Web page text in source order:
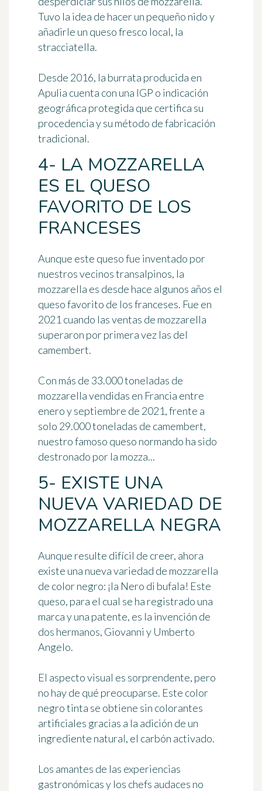
Tuvo la idea de hacer un pequeño nido y
añadirle un queso fresco local, la
stracciatella.
Desde 2016, la burrata producida en
Apulia cuenta con una IGP o indicación
geográfica protegida que certifica su
procedencia y su método de fabricación
tradicional.
4- LA MOZZARELLA
ES EL QUESO
FAVORITO DE LOS
FRANCESES
Aunque este queso fue inventado por
nuestros vecinos transalpinos, la
mozzarella es desde hace algunos años el
queso favorito de los franceses. Fue en
2021 cuando las ventas de mozzarella
superaron por primera vez las del
camembert.
Con más de 33.000 toneladas de
mozzarella vendidas en Francia entre
enero y septiembre de 2021, frente a
solo 29.000 toneladas de camembert,
nuestro famoso queso normando ha sido
destronado por la mozza...
5- EXISTE UNA
NUEVA VARIEDAD DE
MOZZARELLA NEGRA
Aunque resulte difícil de creer, ahora
existe una nueva variedad de mozzarella
de color negro: ¡la Nero di bufala! Este
queso, para el cual se ha registrado una
marca y una patente, es la invención de
dos hermanos, Giovanni y Umberto
Angelo.
El aspecto visual es sorprendente, pero
no hay de qué preocuparse. Este color
negro tinta se obtiene sin colorantes
artificiales gracias a la adición de un
ingrediente natural, el carbón activado.
Los amantes de las experiencias
gastronómicas y los chefs audaces no